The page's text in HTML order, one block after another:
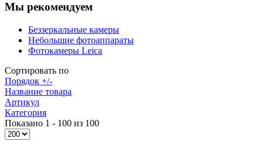
Мы рекомендуем
Беззеркальные камеры
Небольшие фотоаппараты
Фотокамеры Leica
Сортировать по
Порядок +/-
Название товара
Артикул
Категория
Показано 1 - 100 из 100